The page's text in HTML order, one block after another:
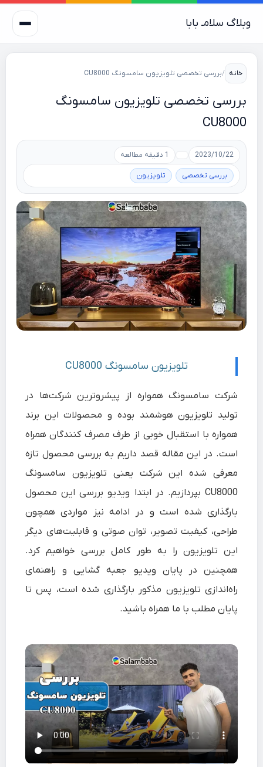
وبلاگ سلامـ بابا
خانه /بررسی تخصصی تلویزیون سامسونگ CU8000
بررسی تخصصی تلویزیون سامسونگ
CU8000
2023/10/22 1 دقیقه مطالعه
بررسی تخصصی تلویزیون
تلویزیون سامسونگ CU8000
شرکت سامسونگ همواره از پیشروترین شرکت‌ها در
تولید تلویزیون هوشمند بوده و محصولات این برند
همواره با استقبال خوبی از طرف مصرف کنندگان همراه
است. در این مقاله قصد داریم به بررسی محصول تازه
معرفی شده این شرکت یعنی تلویزیون سامسونگ
CU8000 بپردازیم. در ابتدا ویدیو بررسی این محصول
بارگذاری شده است و در ادامه نیز مواردی همچون
طراحی، کیفیت تصویر، توان صوتی و قابلیت‌های دیگر
این تلویزیون را به طور کامل بررسی خواهیم کرد.
همچنین در پایان ویدیو جعبه گشایی و راهنمای
را‌ه‌اندازی تلویزیون مذکور بارگذاری شده است، پس تا
پایان مطلب با ما همراه باشید.